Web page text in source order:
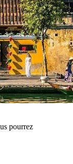
pourrez